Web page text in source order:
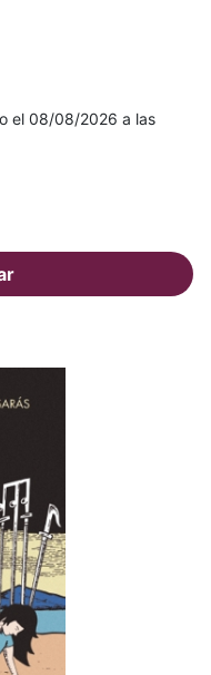
el 08/08/2026 a las